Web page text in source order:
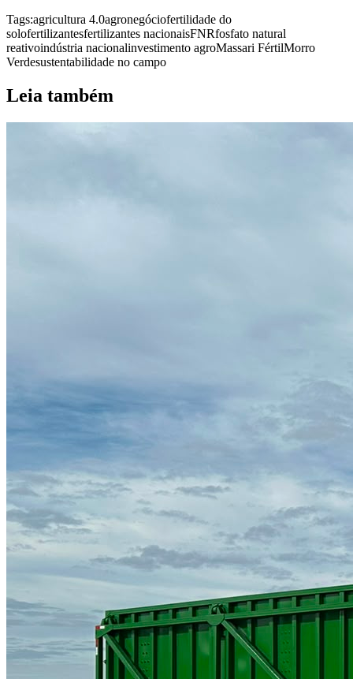
Tags:agricultura 4.0agronegóciofertilidade do
solofertilizantesfertilizantes nacionaisFNRfosfato natural
reativoindústria nacionalinvestimento agroMassari FértilMorro
Verdesustentabilidade no campo
Leia também